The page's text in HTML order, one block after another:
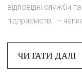
відповідні служби
підприємств," –
ЧИТАТИ ДАЛІ